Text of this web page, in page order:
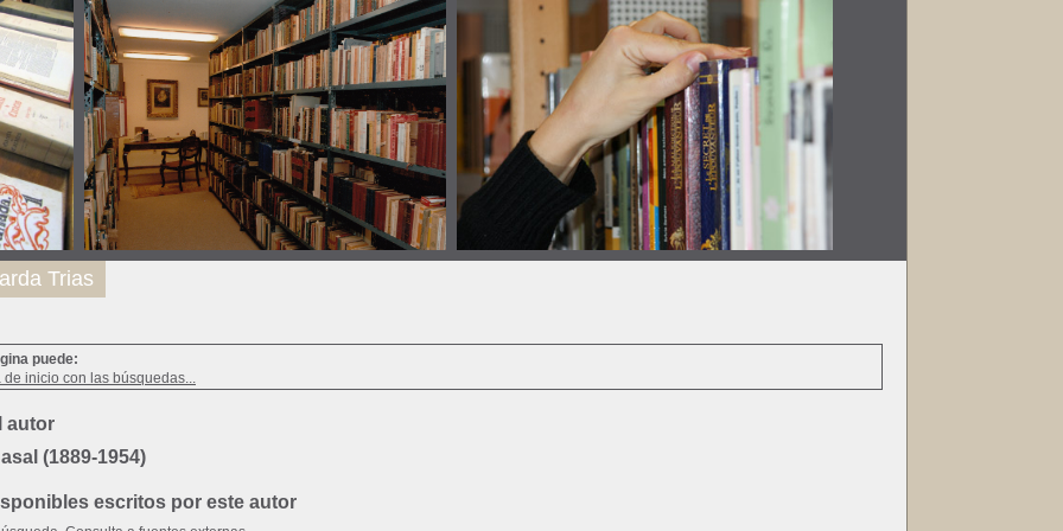
puede:
inicio con las búsquedas...
autor
(1889-1954)
escritos por este autor
Trias